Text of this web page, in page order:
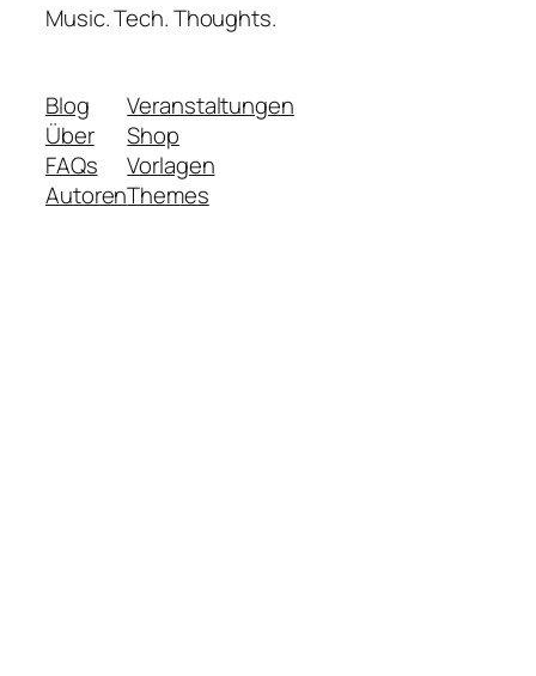
Music. Tech. Thoughts.
Blog
Über
FAQs
Autoren
Veranstaltungen
Shop
Vorlagen
Themes